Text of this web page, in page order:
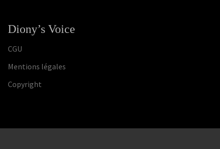
Diony’s Voice
CGU
Mentions légales
Copyright